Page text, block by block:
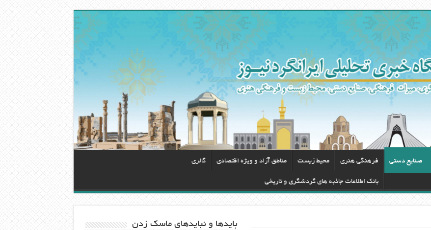
صنایع دستی فرهنگی هنری محيط زيست مناطق آزاد و ویژه اقتصادی گالری
بانک اطلاعات جاذبه های گردشگری و تاریخی
باید‌ها و نبایدهای ماسک زدن